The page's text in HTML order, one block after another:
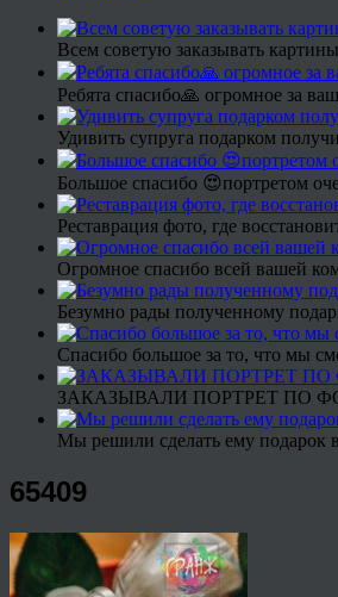
Всем советую заказывать
Ребята спасибо🙏 огромное за
Удивить супруга подарком
Большое спасибо 😍портретом
Реставрация фото, где
Огромное спасибо всей вашей
Безумно рады полученному
Спасибо большое за то, что мы
ЗАКАЗЫВАЛИ ПОРТРЕТ ПО
Мы решили сделать ему подарок
65409